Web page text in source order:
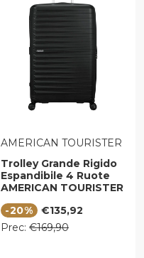
VENDITORE:
AMERICAN TOURISTER
Trolley Grande Rigido
Espandibile 4 Ruote
AMERICAN TOURISTER
colore Flash Black
-20%
Prezzo di vendita
€135,92
Prezzo regolare
Prec: €169,90